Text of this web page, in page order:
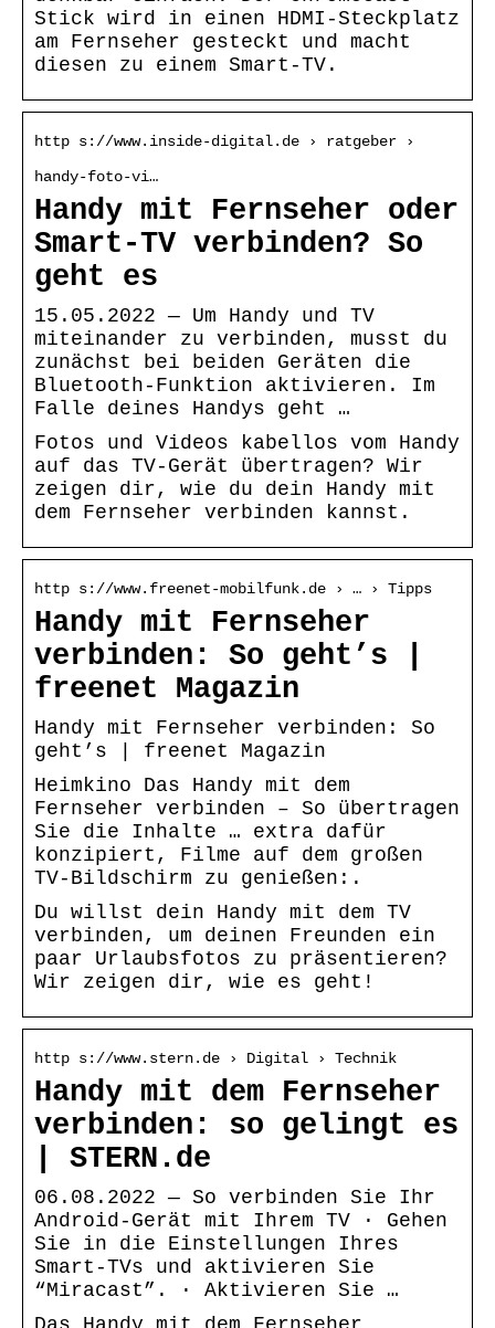
Stick wird in einen HDMI-Steckplatz
am Fernseher gesteckt und macht
diesen zu einem Smart-TV.
http s://www.inside-digital.de › ratgeber ›
handy-foto-vi…
Handy mit Fernseher oder
Smart-TV verbinden? So
geht es
15.05.2022 — Um Handy und TV
miteinander zu verbinden, musst du
zunächst bei beiden Geräten die
Bluetooth-Funktion aktivieren. Im
Falle deines Handys geht …
Fotos und Videos kabellos vom Handy
auf das TV-Gerät übertragen? Wir
zeigen dir, wie du dein Handy mit
dem Fernseher verbinden kannst.
http s://www.freenet-mobilfunk.de › … › Tipps
Handy mit Fernseher
verbinden: So geht’s |
freenet Magazin
Handy mit Fernseher verbinden: So
geht’s | freenet Magazin
Heimkino Das Handy mit dem
Fernseher verbinden – So übertragen
Sie die Inhalte … extra dafür
konzipiert, Filme auf dem großen
TV-Bildschirm zu genießen:.
Du willst dein Handy mit dem TV
verbinden, um deinen Freunden ein
paar Urlaubsfotos zu präsentieren?
Wir zeigen dir, wie es geht!
http s://www.stern.de › Digital › Technik
Handy mit dem Fernseher
verbinden: so gelingt es
| STERN.de
06.08.2022 — So verbinden Sie Ihr
Android-Gerät mit Ihrem TV · Gehen
Sie in die Einstellungen Ihres
Smart-TVs und aktivieren Sie
“Miracast”. · Aktivieren Sie …